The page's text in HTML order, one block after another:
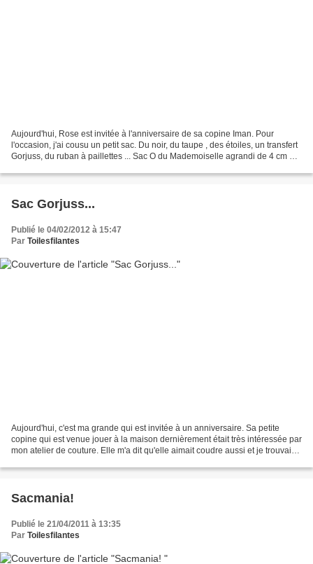
Aujourd'hui, Rose est invitée à l'anniversaire de sa copine Iman. Pour
l'occasion, j'ai cousu un petit sac. Du noir, du taupe , des étoiles, un transfert
Gorjuss, du ruban à paillettes ... Sac O du Mademoiselle agrandi de 4 cm en
Sac Gorjuss...
Publié le 04/02/2012 à 15:47
Par Toilesfilantes
Aujourd'hui, c'est ma grande qui est invitée à un anniversaire. Sa petite
copine qui est venue jouer à la maison dernièrement était très intéressée par
mon atelier de couture. Elle m'a dit qu'elle aimait coudre aussi et je trouvais
Sacmania!
Publié le 21/04/2011 à 13:35
Par Toilesfilantes